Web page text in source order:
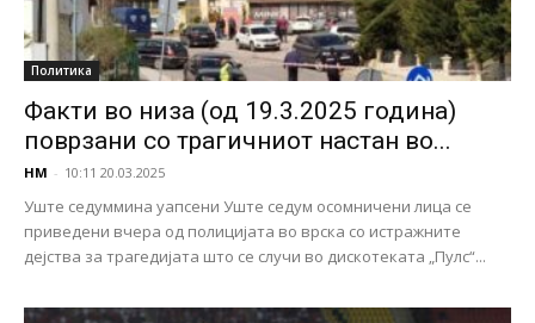
Политика
Факти во низа (од 19.3.2025 година)
поврзани со трагичниот настан во...
НМ - 10:11 20.03.2025
Уште седуммина уапсени Уште седум осомничени лица се
приведени вчера од полицијата во врска со истражните
дејства за трагедијата што се случи во дискотеката „Пулс“...